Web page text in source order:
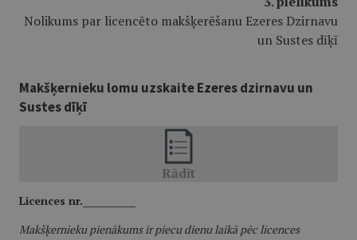
Nolikums par licencēto makšķerēšanu Ezeres Dzirnavu
un Sustes dīķī
Makšķernieku lomu uzskaite Ezeres dzirnavu un
Sustes dīķī
Licences nr.___________
Makšķernieku pienākums ir piecu dienu laikā pēc licences